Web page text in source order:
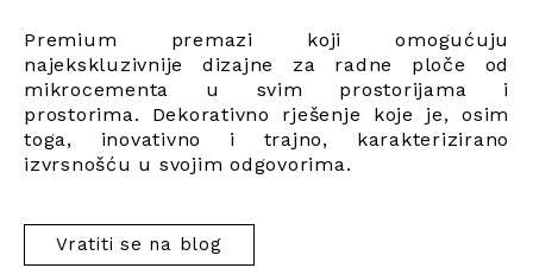
Premium premazi koji omogućuju
najekskluzivnije dizajne za radne ploče od
mikrocementa u svim prostorijama i
prostorima. Dekorativno rješenje koje je, osim
toga, inovativno i trajno, karakterizirano
izvrsnošću u svojim odgovorima.
Vratiti se na blog